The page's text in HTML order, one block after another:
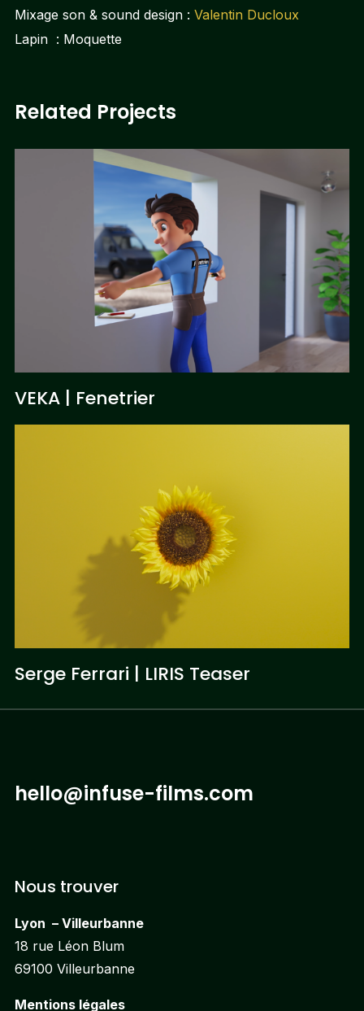
Mixage son & sound design : Valentin Ducloux
Lapin : Moquette
Related Projects
VEKA | Fenetrier
Serge Ferrari | LIRIS Teaser
hello@infuse-films.com
Nous trouver
Lyon – Villeurbanne
18 rue Léon Blum
69100 Villeurbanne
Mentions légales